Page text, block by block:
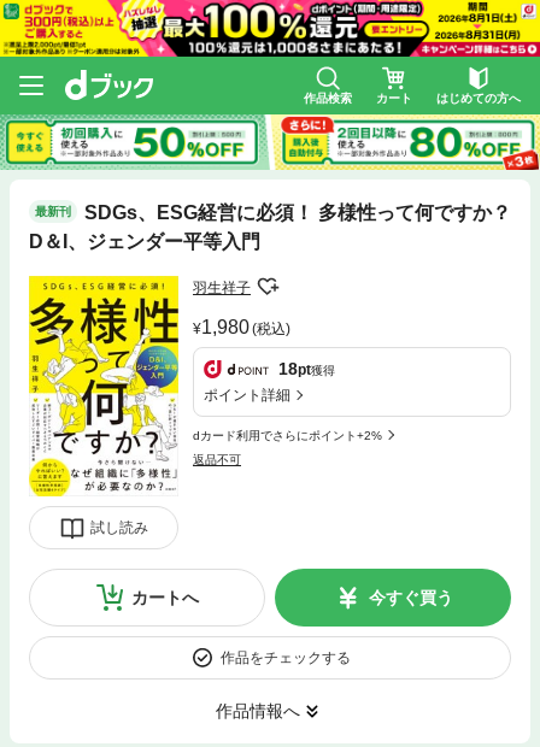
作品検索 カート はじめての方へ
最新刊
SDGs、ESG経営に必須！ 多様性って何ですか？
D＆I、ジェンダー平等入門
試し読み
羽生祥子
1,980(税込)
18pt獲得
ポイント詳細
dカード利用でさらにポイント+2%
返品不可
カートへ 今すぐ買う
作品をチェックする
作品情報へ